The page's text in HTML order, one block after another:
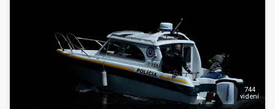
744
videní